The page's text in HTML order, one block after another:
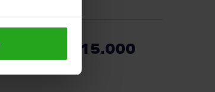
€ 15.000